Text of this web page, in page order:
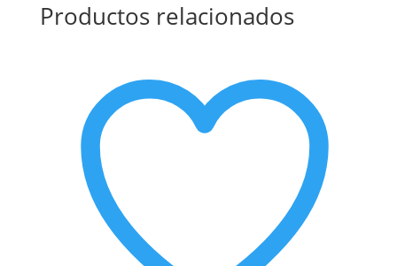
Productos relacionados